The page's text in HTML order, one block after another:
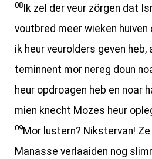
08 Ik zel der veur zörgen dat
voutbred meer wieken
ik heur veurolders geven heb,
teminnent mor nereg doun
heur opdroagen heb en noar
mien knecht Mozes heur
09Mor lustern? Nikstervan!
Manasse verlaaiden nog